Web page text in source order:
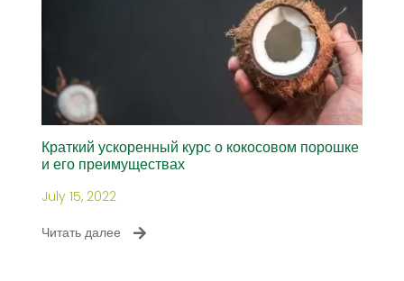
Краткий ускоренный курс о кокосовом порошке
и его преимуществах
July 15, 2022
Читать далее